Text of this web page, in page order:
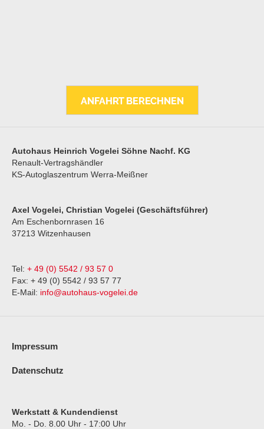
Autohaus Heinrich Vogelei Söhne Nachf. KG
Renault-Vertragshändler
KS-Autoglaszentrum Werra-Meißner
Axel Vogelei, Christian Vogelei (Geschäftsführer)
Am Eschenbornrasen 16
37213 Witzenhausen
Tel: + 49 (0) 5542 / 93 57 0
Fax: + 49 (0) 5542 / 93 57 77
E-Mail: info@autohaus-vogelei.de
Impressum
Datenschutz
Werkstatt & Kundendienst
Mo. - Do. 8.00 Uhr - 17:00 Uhr